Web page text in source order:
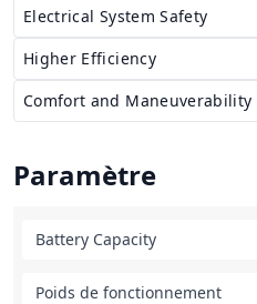
Electrical System Safety
Higher Efficiency
Comfort and Maneuverability
Paramètre
Battery Capacity
Poids de fonctionnement